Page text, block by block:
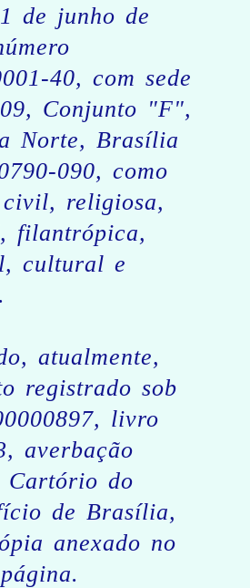
de junho de
40, com sede
Conjunto "F",
Norte, Brasília
090, como
civil, religiosa,
filantrópica,
cultural e
atualmente,
registrado sob
livro
averbação
Cartório do
de Brasília,
anexado no